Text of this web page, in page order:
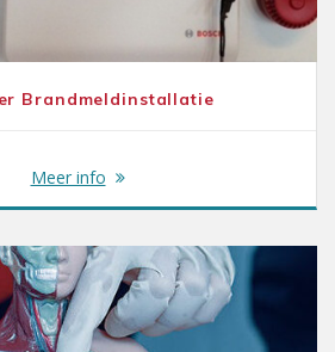
Brandmeldinstallatie
Meer info